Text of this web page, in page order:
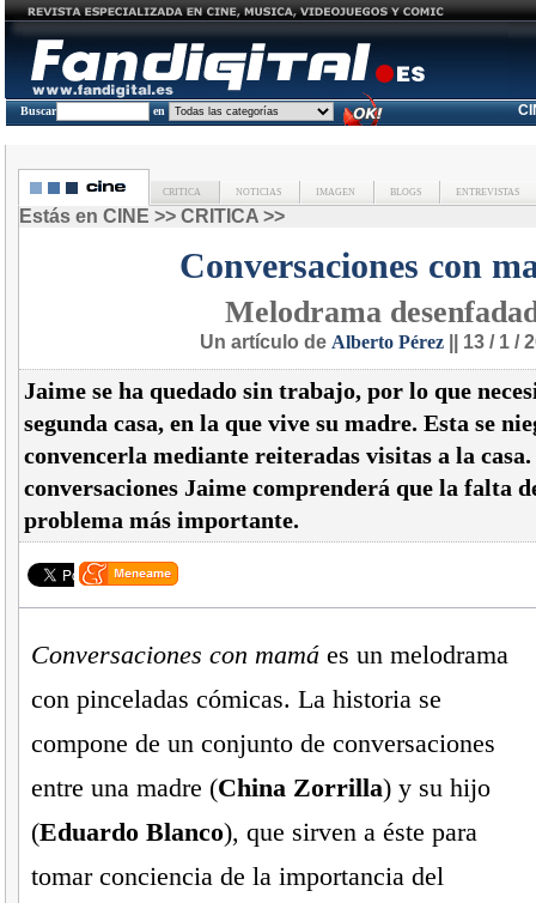
Buscar en
CRITICA NOTICIAS IMAGEN BLOGS ENTREVISTAS
Estás en CINE >> CRITICA >>
Conversaciones con
Melodrama
Un artículo de Alberto Pérez || 13 / 1 /
Jaime se ha quedado sin trabajo, por lo que
segunda casa, en la que vive su madre. Esta se
convencerla mediante reiteradas visitas a la
conversaciones Jaime comprenderá que la falta
problema más importante.
Conversaciones con mamáes un melodrama
con pinceladas cómicas. La historia se
compone de un conjunto de conversaciones
entre una madre (China Zorrilla) y su hijo
(Eduardo Blanco), que sirven a éste para
tomar conciencia de la importancia del